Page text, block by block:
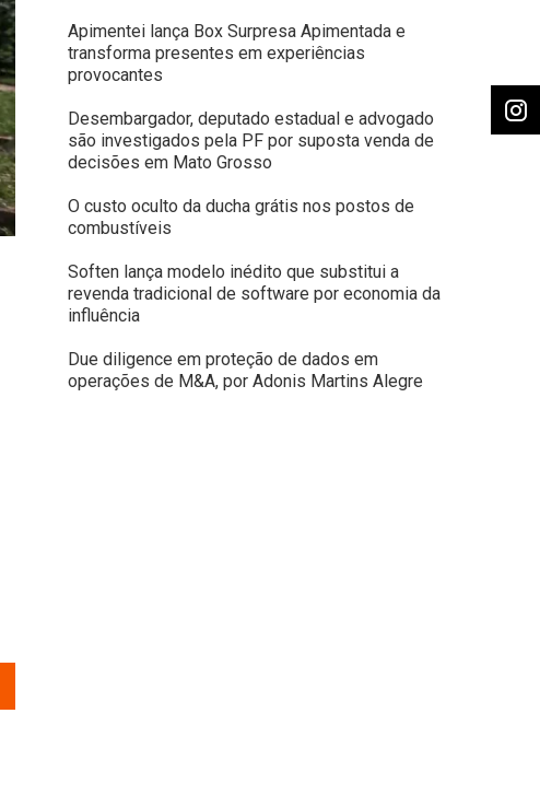
Apimentei lança Box Surpresa Apimentada e
transforma presentes em experiências
provocantes
Desembargador, deputado estadual e advogado
são investigados pela PF por suposta venda de
decisões em Mato Grosso
O custo oculto da ducha grátis nos postos de
combustíveis
Soften lança modelo inédito que substitui a
revenda tradicional de software por economia da
influência
Due diligence em proteção de dados em
operações de M&A, por Adonis Martins Alegre